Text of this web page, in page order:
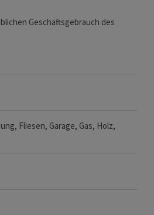
Geschäftsgebrauch des
Fliesen Garage Gas Holz